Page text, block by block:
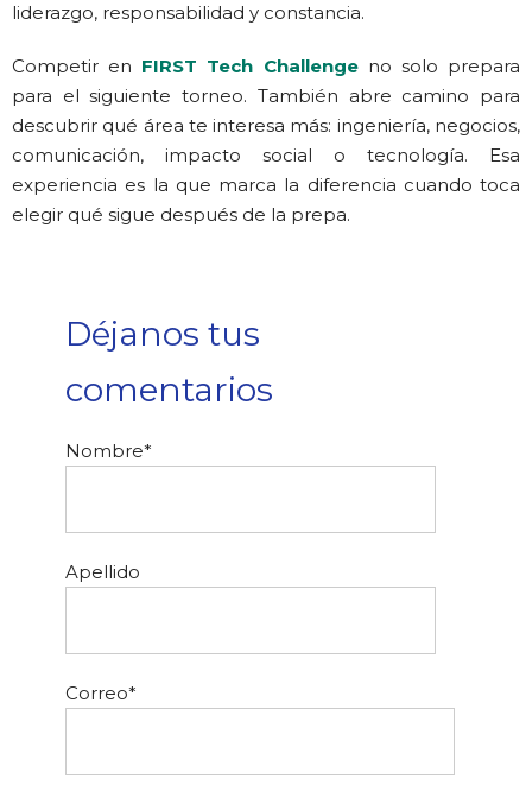
liderazgo, responsabilidad y constancia.
Competir en FIRST Tech Challengeno solo prepara
para el siguiente torneo. También abre camino para
descubrir qué área te interesa más: ingeniería, negocios,
comunicación, impacto social o tecnología. Esa
experiencia es la que marca la diferencia cuando toca
elegir qué sigue después de la prepa.
Déjanos tus
comentarios
Nombre*
Apellido
Correo*